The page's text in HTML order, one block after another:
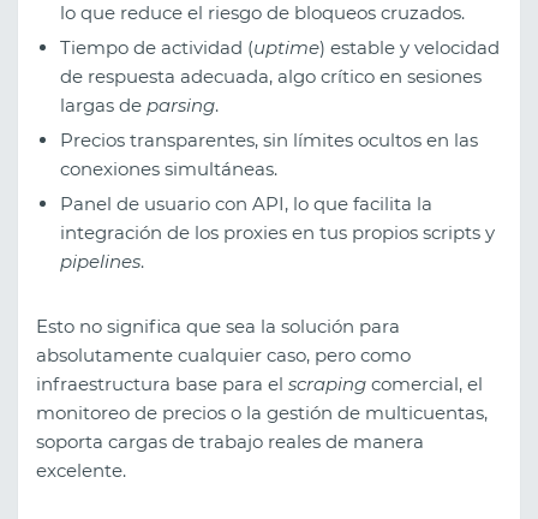
lo que reduce el riesgo de bloqueos cruzados.
Tiempo de actividad (uptime) estable y velocidad
de respuesta adecuada, algo crítico en sesiones
largas de parsing.
Precios transparentes, sin límites ocultos en las
conexiones simultáneas.
Panel de usuario con API, lo que facilita la
integración de los proxies en tus propios scripts y
pipelines.
Esto no significa que sea la solución para
absolutamente cualquier caso, pero como
infraestructura base para el scraping comercial, el
monitoreo de precios o la gestión de multicuentas,
soporta cargas de trabajo reales de manera
excelente.